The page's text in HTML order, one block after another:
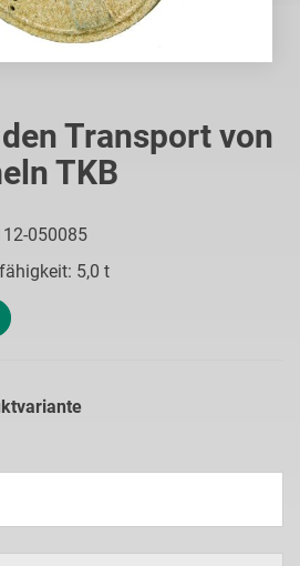
Transport von
TKB
050085
5,0 t